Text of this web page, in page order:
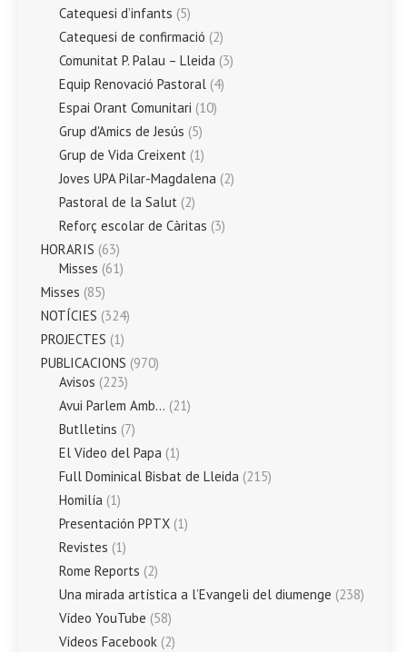
Catequesi d’infants (5)
Catequesi de confirmació (2)
Comunitat P. Palau – Lleida (3)
Equip Renovació Pastoral (4)
Espai Orant Comunitari (10)
Grup d'Amics de Jesús (5)
Grup de Vida Creixent (1)
Joves UPA Pilar-Magdalena (2)
Pastoral de la Salut (2)
Reforç escolar de Càritas (3)
HORARIS (63)
Misses (61)
Misses (85)
NOTÍCIES (324)
PROJECTES (1)
PUBLICACIONS (970)
Avisos (223)
Avui Parlem Amb… (21)
Butlletins (7)
El Vídeo del Papa (1)
Full Dominical Bisbat de Lleida (215)
Homilía (1)
Presentación PPTX (1)
Revistes (1)
Rome Reports (2)
Una mirada artística a l’Evangeli del diumenge (238)
Vídeo YouTube (58)
Vídeos Facebook (2)